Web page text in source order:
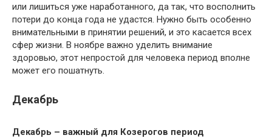
или лишиться уже наработанного, да так, что восполнить
потери до конца года не удастся. Нужно быть особенно
внимательными в принятии решений, и это касается всех
сфер жизни. В ноябре важно уделить внимание
здоровью, этот непростой для человека период вполне
может его пошатнуть.
Декабрь
Декабрь – важный для Козерогов период